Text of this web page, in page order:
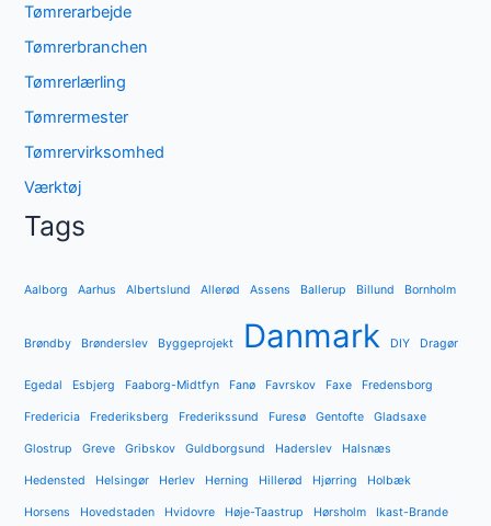
Tømrerarbejde
Tømrerbranchen
Tømrerlærling
Tømrermester
Tømrervirksomhed
Værktøj
Tags
Aalborg Aarhus Albertslund Allerød Assens Ballerup Billund Bornholm
Brøndby Brønderslev Byggeprojekt Danmark DIY Dragør
Egedal Esbjerg Faaborg-Midtfyn Fanø Favrskov Faxe Fredensborg
Fredericia Frederiksberg Frederikssund Furesø Gentofte Gladsaxe
Glostrup Greve Gribskov Guldborgsund Haderslev Halsnæs
Hedensted Helsingør Herlev Herning Hillerød Hjørring Holbæk
Horsens Hovedstaden Hvidovre Høje-Taastrup Hørsholm Ikast-Brande